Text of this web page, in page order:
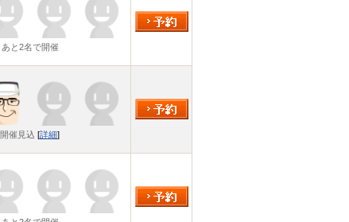
あと2名で開催
開催見込 [詳細]